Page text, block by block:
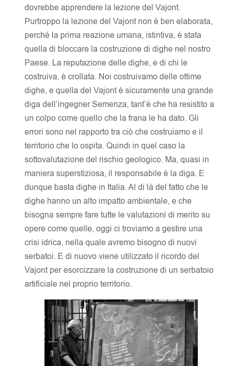
dovrebbe apprendere la lezione del Vajont.
Purtroppo la lezione del Vajont non è ben elaborata,
perché la prima reazione umana, istintiva, è stata
quella di bloccare la costruzione di dighe nel nostro
Paese. La reputazione delle dighe, e di chi le
costruiva, è crollata. Noi costruivamo delle ottime
dighe, e quella del Vajont è sicuramente una grande
diga dell’ingegner Semenza, tant’è che ha resistito a
un colpo come quello che la frana le ha dato. Gli
errori sono nel rapporto tra ciò che costruiamo e il
territorio che lo ospita. Quindi in quel caso la
sottovalutazione del rischio geologico. Ma, quasi in
maniera superstiziosa, il responsabile è la diga. E
dunque basta dighe in Italia. Al di là del fatto che le
dighe hanno un alto impatto ambientale, e che
bisogna sempre fare tutte le valutazioni di merito su
opere come quelle, oggi ci troviamo a gestire una
crisi idrica, nella quale avremo bisogno di nuovi
serbatoi. E di nuovo viene utilizzato il ricordo del
Vajont per esorcizzare la costruzione di un serbatoio
artificiale nel proprio territorio.